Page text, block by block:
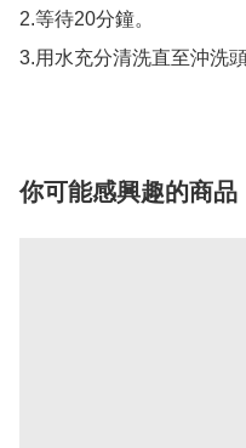
2.等待20分鐘。
3.用水充分清洗直至沖洗
你可能感興趣的商品